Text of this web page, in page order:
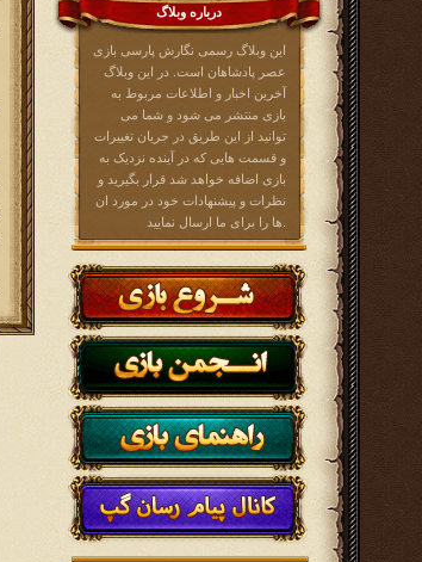
درباره وبلاگ
این وبلاگ رسمی نگارش پارسی بازی
عصر پادشاهان است. در این وبلاگ
آخرین اخبار و اطلاعات مربوط به
بازی منتشر می شود و شما می
توانید از این طریق در جریان تغییرات
و قسمت هایی که در آینده نزدیک به
بازی اضافه خواهد شد قرار بگیرید و
نظرات و پیشنهادات خود در مورد ان